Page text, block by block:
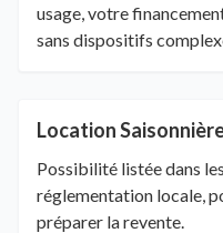
usage, votre
sans dispositifs
Location
Possibilité listée dans
réglementation locale,
préparer la revente.